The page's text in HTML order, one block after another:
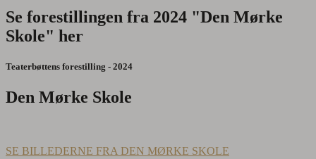
Se forestillingen fra 2024 "Den Mørke
Skole" her
Teaterbøttens forestilling - 2024
Den Mørke Skole
SE BILLEDERNE FRA DEN MØRKE SKOLE